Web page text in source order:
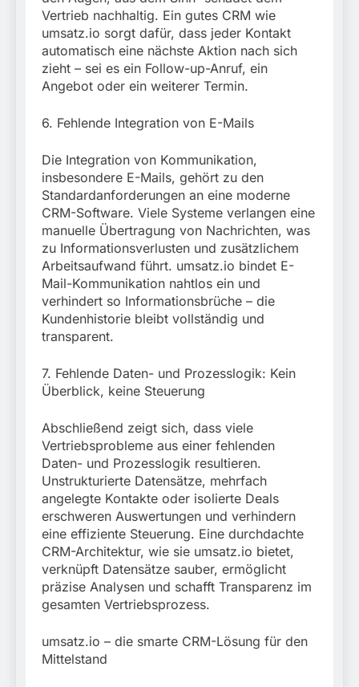
Vertrieb nachhaltig. Ein gutes CRM wie
umsatz.io sorgt dafür, dass jeder Kontakt
automatisch eine nächste Aktion nach sich
zieht – sei es ein Follow-up-Anruf, ein
Angebot oder ein weiterer Termin.
6. Fehlende Integration von E-Mails
Die Integration von Kommunikation,
insbesondere E-Mails, gehört zu den
Standardanforderungen an eine moderne
CRM-Software. Viele Systeme verlangen eine
manuelle Übertragung von Nachrichten, was
zu Informationsverlusten und zusätzlichem
Arbeitsaufwand führt. umsatz.io bindet E-
Mail-Kommunikation nahtlos ein und
verhindert so Informationsbrüche – die
Kundenhistorie bleibt vollständig und
transparent.
7. Fehlende Daten- und Prozesslogik: Kein
Überblick, keine Steuerung
Abschließend zeigt sich, dass viele
Vertriebsprobleme aus einer fehlenden
Daten- und Prozesslogik resultieren.
Unstrukturierte Datensätze, mehrfach
angelegte Kontakte oder isolierte Deals
erschweren Auswertungen und verhindern
eine effiziente Steuerung. Eine durchdachte
CRM-Architektur, wie sie umsatz.io bietet,
verknüpft Datensätze sauber, ermöglicht
präzise Analysen und schafft Transparenz im
gesamten Vertriebsprozess.
umsatz.io – die smarte CRM-Lösung für den
Mittelstand